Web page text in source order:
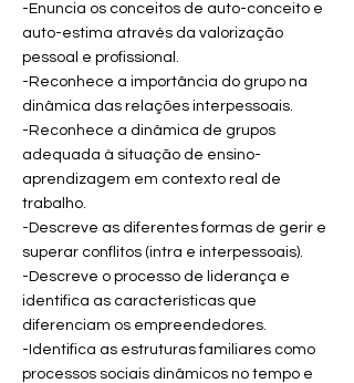
-Enuncia os conceitos de auto-conceito e
auto-estima através da valorização
pessoal e profissional.
-Reconhece a importância do grupo na
dinâmica das relações interpessoais.
-Reconhece a dinâmica de grupos
adequada à situação de ensino-
aprendizagem em contexto real de
trabalho.
-Descreve as diferentes formas de gerir e
superar conflitos (intra e interpessoais).
-Descreve o processo de liderança e
identifica as características que
diferenciam os empreendedores.
-Identifica as estruturas familiares como
processos sociais dinâmicos no tempo e